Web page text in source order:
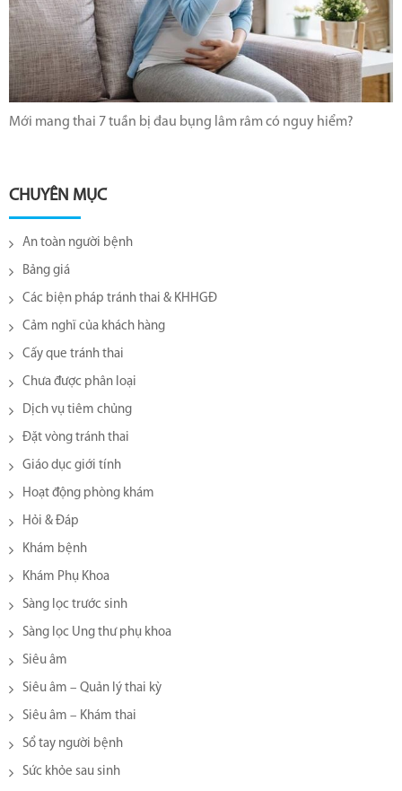
Mới mang thai 7 tuần bị đau bụng lâm râm có nguy hiểm?
CHUYÊN MỤC
An toàn người bệnh
Bảng giá
Các biện pháp tránh thai & KHHGĐ
Cảm nghĩ của khách hàng
Cấy que tránh thai
Chưa được phân loại
Dịch vụ tiêm chủng
Đặt vòng tránh thai
Giáo dục giới tính
Hoạt động phòng khám
Hỏi & Đáp
Khám bệnh
Khám Phụ Khoa
Sàng lọc trước sinh
Sàng lọc Ung thư phụ khoa
Siêu âm
Siêu âm – Quản lý thai kỳ
Siêu âm – Khám thai
Sổ tay người bệnh
Sức khỏe sau sinh